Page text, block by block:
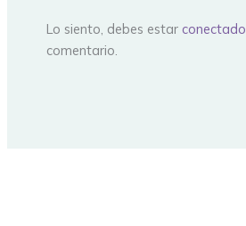
Lo siento, debes estar conectado
comentario.